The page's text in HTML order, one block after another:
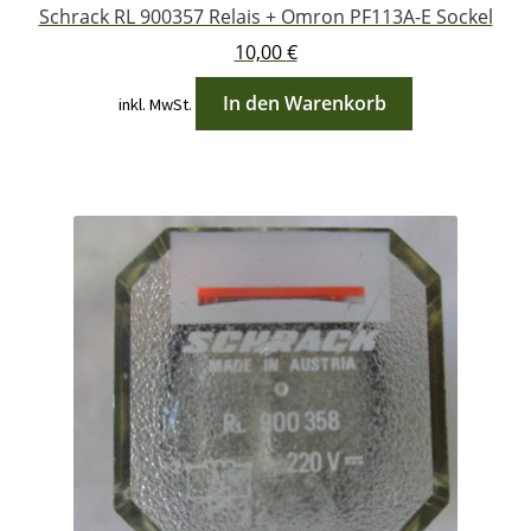
Schrack RL 900357 Relais + Omron PF113A-E Sockel
10,00€
inkl. MwSt. In den Warenkorb